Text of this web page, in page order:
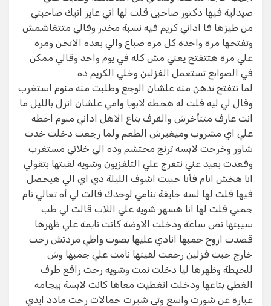
صيدلية فيها دكتور صاحبي قلت لها اني عايز انيك صاحبتي
من طيزها فا اداني كريم فيه نسبة مخدر وقالي متتغاشمش
وتفتحها مرة واحدة كل مره صباع والي بعده الاتخن ومرة
علي مرة هتتفتح يعني مش كله في يوم واحد وقالي ممكن
في الصوابع تستعمل الفزلين وخلي الكريم ده
لما تتفتح تدهن منه علشان الوجع وطلبت منه منوم استغرب
وقال لي ليه قلت له هحطه لابويا وامي علشان انزل بالليل ما
انت عارف متتأخرش والقرف بتاع الاهل اداني منوم احطه
علي اي مشروب وميغيرش الطعم ولما رجعت دخلت خدت
شاور وخرجت لابسه ترنج محتشم وده الي خلاني مستغرب
وقعدت بعيد عني نتفرج علي التلفزيون وشويه لقيتها بتقولي
انا هخش انام فأنا حبيت اشوف الليلة دي اي الي هيحصل
فيها قلت لها لسه خايفة تنامي لوحدك قالت لي أه تعالي نام
جمبي قلت لها انا هسهر شويه علي اللاب قالت لي طب
سيبتها نص ساعة ودخلت الاوضة كانت نايمة علي ظهرها
قصدت اروح جمبها انادي عليها بصوت واطي مردتش رحت
خارج جبت فزلين رجعت لقيتها نامت علي جمبها وش
للحيطة وظهرها ليا دخلت نمت وشويه رحت رافع طرف
الغطي بتاعها ودخلت اتغطيت معاها كانت لابسة بيجامه
عبارة عن شورت واسع وتي شيرت حمالات رحت مادد ايدي